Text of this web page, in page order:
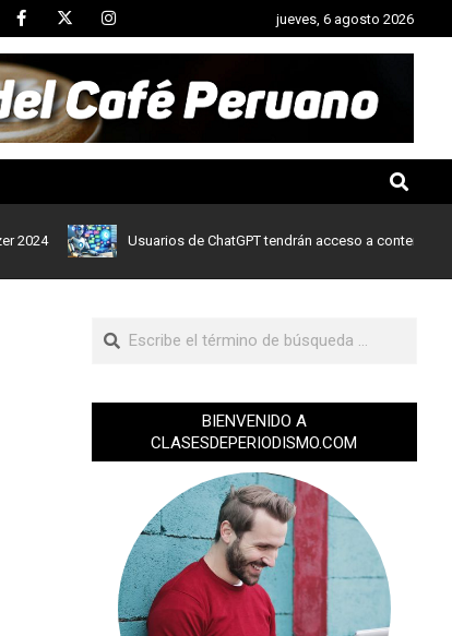
jueves, 6 agosto 2026
Usuarios de ChatGPT tendrán acceso a contenidos de
BIENVENIDO A
CLASESDEPERIODISMO.COM